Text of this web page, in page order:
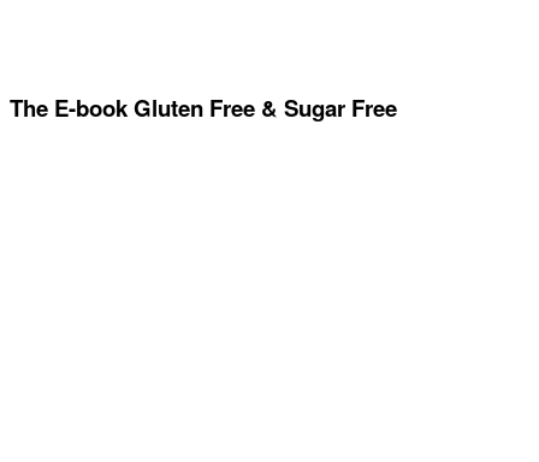
The E-book Gluten Free & Sugar Free